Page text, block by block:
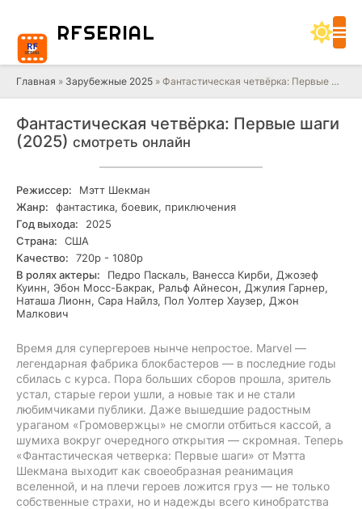
RFSERIAL
Главная » Зарубежные 2025 » Фантастическая четвёрка: Первые шаги (2025)
Фантастическая четвёрка: Первые шаги
(2025) смотреть онлайн
Режиссер:
Мэтт Шекман
Жанр:
фантастика, боевик, приключения
Год выхода:
2025
Страна:
США
Качество:
720р - 1080р
В ролях актеры:
Педро Паскаль, Ванесса Кирби, Джозеф
Куинн, Эбон Мосс-Бакрак, Ральф Айнесон, Джулия Гарнер,
Наташа Лионн, Сара Найлз, Пол Уолтер Хаузер, Джон
Малкович
Время для супергероев нынче непростое. Marvel —
легендарная фабрика блокбастеров — в последние годы
сбилась с курса. Пора больших сборов прошла, зритель
устал, старые герои ушли, а новые так и не стали
любимчиками публики. Даже вышедшие радостным
ураганом «Громовержцы» не смогли отбиться кассой, а
шумиха вокруг очередного открытия — скромная. Теперь
«Фантастическая четверка: Первые шаги» от Мэтта
Шекмана выходит как своеобразная реанимация
вселенной, и на плечи героев ложится груз — не только
собственные страхи, но и надежды всего кинобратства